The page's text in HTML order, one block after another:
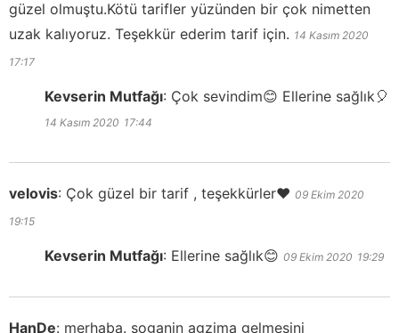
güzel olmuştu.Kötü tarifler yüzünden bir çok nimetten
uzak kalıyoruz. Teşekkür ederim tarif için. 14 Kasım 2020
17:17
Kevserin Mutfağı: Çok sevindim😊 Ellerine sağlık🎈
14 Kasım 2020 17:44
velovis: Çok güzel bir tarif , teşekkürler❤️ 09 Ekim 2020
19:15
Kevserin Mutfağı: Ellerine sağlık😊 09 Ekim 2020 19:29
HanDe: merhaba. soganin agzima gelmesini